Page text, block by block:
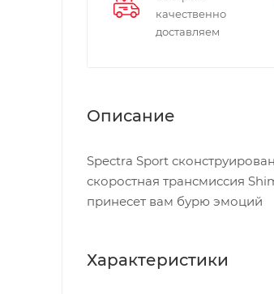
качественно
доставляем
Описание
Spectra Sport
скоростная трансмиссия
принесет вам бурю эмоций
Характеристики